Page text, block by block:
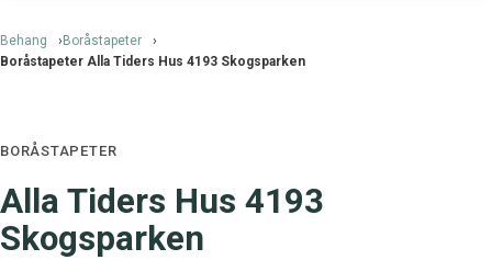
Behang
Boråstapeter
Boråstapeter Alla Tiders Hus 4193 Skogsparken
BORÅSTAPETER
Alla Tiders Hus 4193
Skogsparken